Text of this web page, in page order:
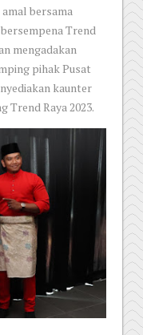
bersama
Trend
mengadakan
pihak Pusat
kaunter
Trend Raya 2023.